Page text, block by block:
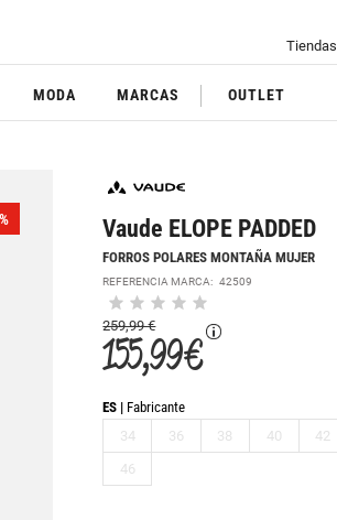
Tiendas
MODA MARCAS OUTLET
Vaude ELOPE PADDED
FORROS POLARES MONTAÑA MUJER
REFERENCIA MARCA:42509
259,99 €
155,99 €
ES
Fabricante
34
36 38 40 42
46
%